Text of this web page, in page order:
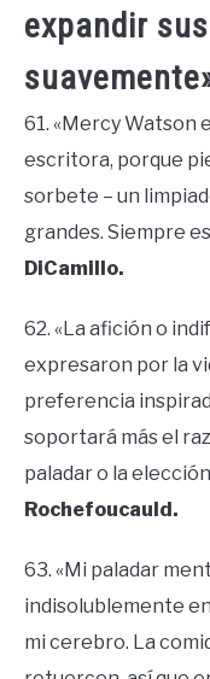
expandir
61. «Mercy Watson
escritora, porque
sorbete – un
grandes. Siempre
DiCamillo.
62. «La afición o
expresaron por la
preferencia
soportará más el
paladar o la
Rochefoucauld.
63. «Mi paladar
indisolublemente
mi cerebro. La